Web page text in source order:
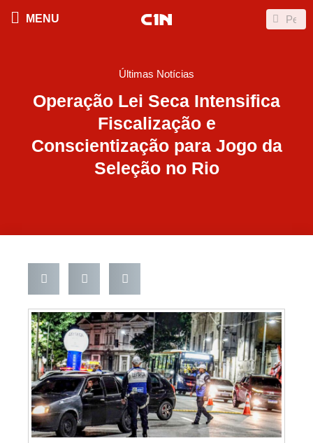
para
MENU Search
Search
Últimas Notícias
Operação Lei Seca Intensifica
Fiscalização e
Conscientização para Jogo da
Seleção no Rio